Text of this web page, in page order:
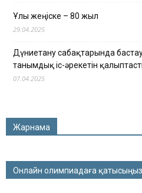
Ұлы жеңіске – 80 жыл
29.04.2025
Дүниетану сабақтарында
танымдық іс-әрекетін
07.04.2025
Жарнама
Онлайн олимпиадаға қатысыңыз